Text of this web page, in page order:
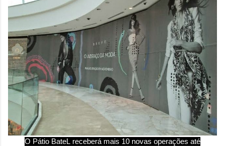
O Pátio BateL receberá mais 10 novas operações até